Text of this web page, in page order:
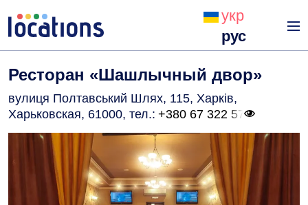
укр
рус
Ресторан «Шашлычный двор»
вулиця Полтавський Шлях, 115, Харків,
Харьковская, 61000, тел.: +380 67 322 57